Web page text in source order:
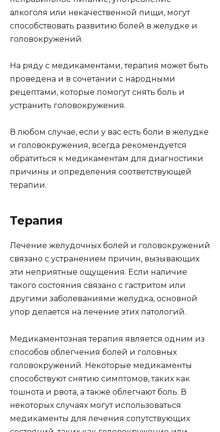
алкоголя или некачественной пищи, могут
способствовать развитию болей в желудке и
головокружений.
На ряду с медикаментами, терапия может быть
проведена и в сочетании с народными
рецептами, которые помогут снять боль и
устранить головокружения.
В любом случае, если у вас есть боли в желудке
и головокружения, всегда рекомендуется
обратиться к медикаментам для диагностики
причины и определения соответствующей
терапии.
Терапия
Лечение желудочных болей и головокружений
связано с устранением причин, вызывающих
эти неприятные ощущения. Если наличие
такого состояния связано с гастритом или
другими заболеваниями желудка, основной
упор делается на лечение этих патологий.
Медикаментозная терапия является одним из
способов облегчения болей и головных
головокружений. Некоторые медикаменты
способствуют снятию симптомов, таких как
тошнота и рвота, а также облегчают боль. В
некоторых случаях могут использоваться
медикаменты для лечения сопутствующих